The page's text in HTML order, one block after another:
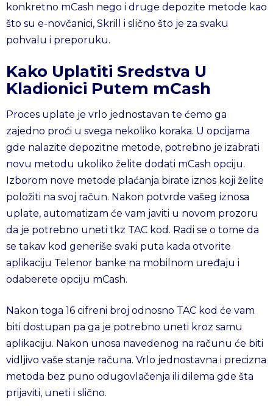
konkretno mCash nego i druge depozite metode kao
što su e-novčanici, Skrill i slično što je za svaku
pohvalu i preporuku.
Kako Uplatiti Sredstva U
Kladionici Putem mCash
Proces uplate je vrlo jednostavan te ćemo ga
zajedno proći u svega nekoliko koraka. U opcijama
gde nalazite depozitne metode, potrebno je izabrati
novu metodu ukoliko želite dodati mCash opciju.
Izborom nove metode plaćanja birate iznos koji želite
položiti na svoj račun. Nakon potvrde vašeg iznosa
uplate, automatizam će vam javiti u novom prozoru
da je potrebno uneti tkz TAC kod. Radi se o tome da
se takav kod generiše svaki puta kada otvorite
aplikaciju Telenor banke na mobilnom uređaju i
odaberete opciju mCash.
Nakon toga 16 cifreni broj odnosno TAC kod će vam
biti dostupan pa ga je potrebno uneti kroz samu
aplikaciju. Nakon unosa navedenog na računu će biti
vidljivo vaše stanje računa. Vrlo jednostavna i precizna
metoda bez puno odugovlačenja ili dilema gde šta
prijaviti, uneti i slično.